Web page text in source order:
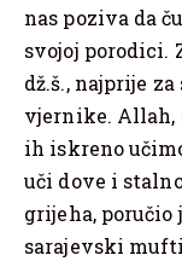
nas poziva da
svojoj porodici.
dž.š., najprije
vjernike. Allah,
ih iskreno
uči dove i
grijeha,
sarajevski